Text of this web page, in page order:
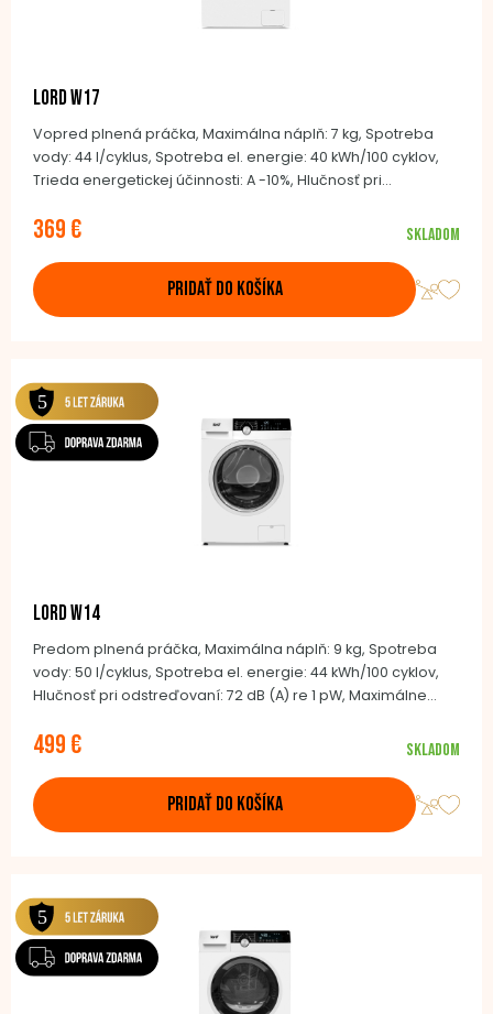
LORD W17
Vopred plnená práčka, Maximálna náplň: 7 kg, Spotreba
vody: 44 l/cyklus, Spotreba el. energie: 40 kWh/100 cyklov,
Trieda energetickej účinnosti: A -10%, Hlučnosť pri
odstreďovaní: 1200/min, BLDC invertor motor, 16 pracích
59,5 × 49,5 cm
369 € Skladom
PRIDAŤ DO KOŠÍKA
LORD W14
Predom plnená práčka, Maximálna náplň: 9 kg, Spotreba
vody: 50 l/cyklus, Spotreba el. energie: 44 kWh/100 cyklov,
Hlučnosť pri odstreďovaní: 72 dB (A) re 1 pW, Maximálne
programov, Detská poistka, Bubon z nerezovej ocele, 85,0 ×
499 € Skladom
PRIDAŤ DO KOŠÍKA